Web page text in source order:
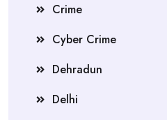
Crime
Cyber Crime
Dehradun
Delhi